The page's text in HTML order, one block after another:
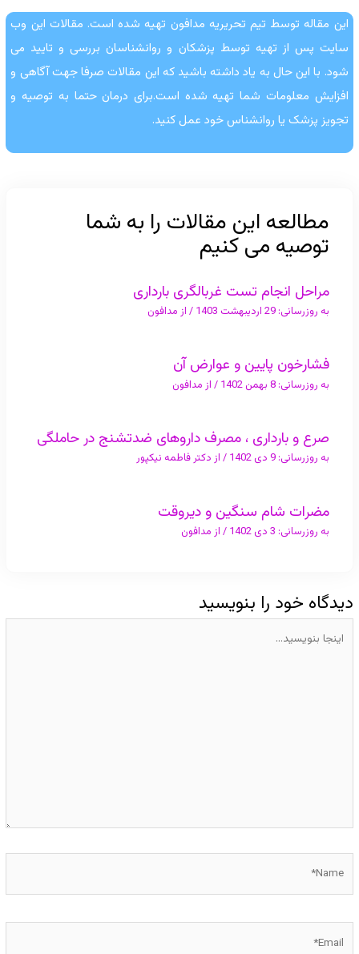
این مقاله توسط تیم تحریریه مدافون تهیه شده است. مقالات این وب
سایت پس از تهیه توسط پزشکان و روانشناسان بررسی و تایید می
شود. با این حال به یاد داشته باشید که این مقالات صرفا جهت آگاهی و
افزایش معلومات شما تهیه شده است.برای درمان حتما به توصیه و
تجویز پزشک یا روانشناس خود عمل کنید.
مطالعه این مقالات را به شما
توصیه می کنیم
مراحل انجام تست غربالگری بارداری
به روزرسانی: 29 اردیبهشت 1403 / از مدافون
فشارخون پایین و عوارض آن
به روزرسانی: 8 بهمن 1402 / از مدافون
صرع و بارداری ، مصرف داروهای ضدتشنج در حاملگی
به روزرسانی: 9 دی 1402 / از دکتر فاطمه نیکپور
مضرات شام سنگین و دیروقت
به روزرسانی: / از مدافون
دیدگاه‌ خود را بنویسید